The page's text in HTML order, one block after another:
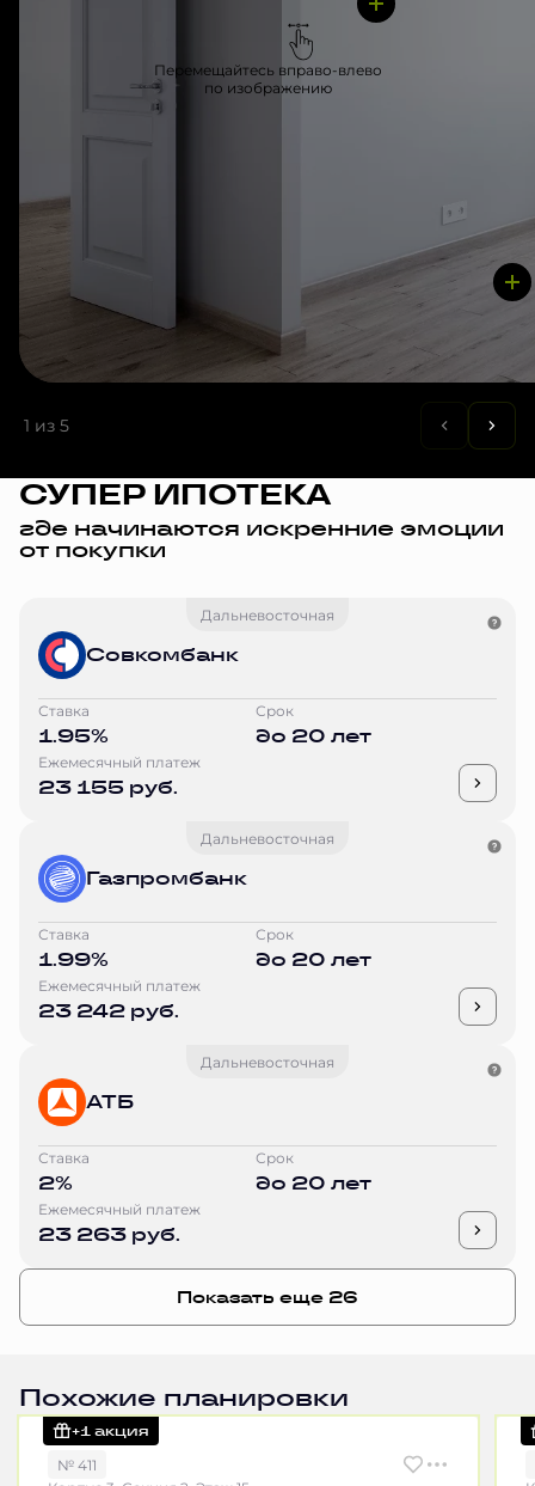
Перемещайтесь вправо-влево
по изображению
1 из 5
СУПЕР ИПОТЕКА
где начинаются искренние эмоции
от покупки
Дальневосточная
Совкомбанк
Ставка
1.95%
Срок
до 20 лет
Ежемесячный платеж
23 155 руб.
Дальневосточная
Газпромбанк
Ставка
1.99%
Срок
до 20 лет
Ежемесячный платеж
23 242 руб.
Дальневосточная
АТБ
Ставка
2%
Срок
до 20 лет
Ежемесячный платеж
23 263 руб.
Показать еще 26
Похожие планировки
+1 акция
№ 411